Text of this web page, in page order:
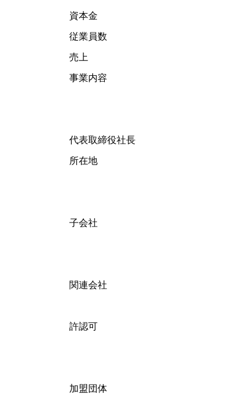
資本金
従業員数
売上
事業内容
代表取締役社長
所在地
子会社
関連会社
許認可
加盟団体